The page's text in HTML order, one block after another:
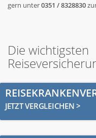
gern unter0351 / 8328830
Die wichtigsten
JETZT VERGLEICHEN >